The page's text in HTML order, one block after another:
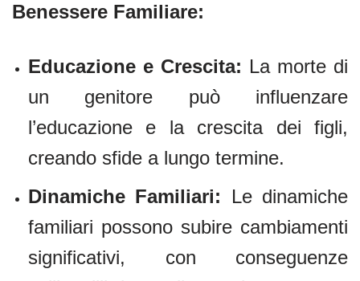
Benessere Familiare:
Educazione e Crescita: La morte di
un genitore può influenzare
l’educazione e la crescita dei figli,
creando sfide a lungo termine.
Dinamiche Familiari: Le dinamiche
familiari possono subire cambiamenti
significativi, con conseguenze